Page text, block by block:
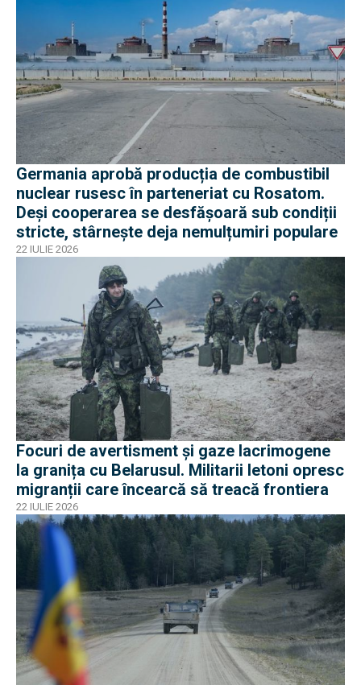
Germania aprobă producția de combustibil
nuclear rusesc în parteneriat cu Rosatom.
Deși cooperarea se desfășoară sub condiții
stricte, stârnește deja nemulțumiri populare
22 IULIE 2026
Focuri de avertisment și gaze lacrimogene
la granița cu Belarusul. Militarii letoni opresc
migranții care încearcă să treacă frontiera
22 IULIE 2026